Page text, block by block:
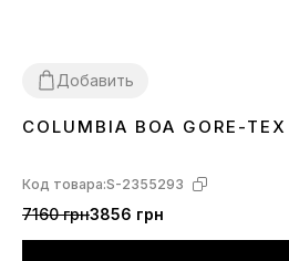
Добавить
41 4344
COLUMBIA BOA GORE-
Код товара:S-2355293
7160 грн3856 грн